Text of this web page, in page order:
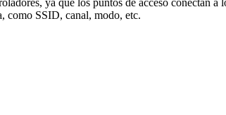
como SSID, canal, modo, etc.